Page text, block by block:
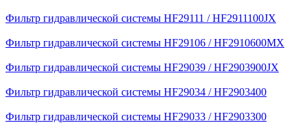
Фильтр гидравлической системы HF29111 / HF2911100JX
Фильтр гидравлической системы HF29106 / HF2910600MX
Фильтр гидравлической системы HF29039 / HF2903900JX
Фильтр гидравлической системы HF29034 / HF2903400
Фильтр гидравлической системы HF29033 / HF2903300